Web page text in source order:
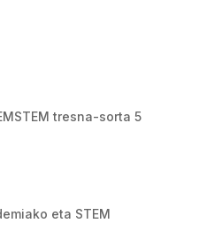
tresna-sorta 5
eta STEM